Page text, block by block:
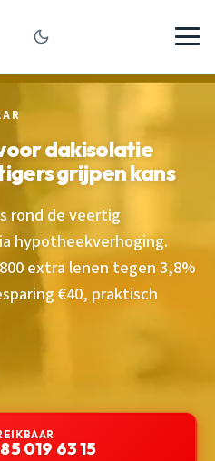
dakisolatie
grijpen kans
rond de veertig
hypotheekverhoging.
extra lenen tegen 3,8%
€40, praktisch
019 63 15